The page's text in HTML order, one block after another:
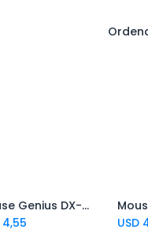
Mouse Genius DX-110 USB negro
4,55
USD